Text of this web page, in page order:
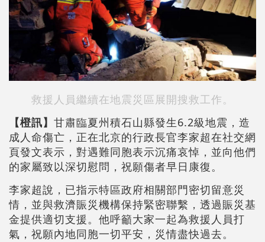
救援人員繼續在地震災區展開搜救工作。
【橙訊】 甘肅臨夏州積石山縣發生6.2級地震，造
成人命傷亡，正在北京的行政長官李家超在社交網
頁發文表示，對遇難同胞表示沉痛哀悼，並向他們
的家屬致以深切慰問，祝願傷者早日康復。
李家超說，已指示特區政府相關部門密切留意災
情，並與救濟賑災機構保持緊密聯繫，透過賑災基
金提供適切支援。他呼籲大家一起為救援人員打
氣，祝願內地同胞一切平安，災情盡快過去。